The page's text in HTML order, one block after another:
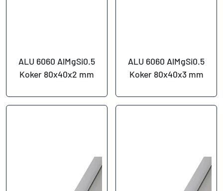
ALU 6060 AlMgSi0.5
Koker 80x40x2 mm
ALU 6060 AlMgSi0.5
Koker 80x40x3 mm